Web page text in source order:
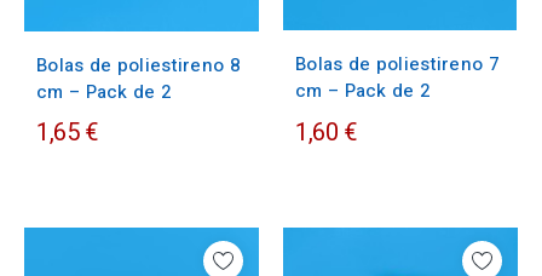
Bolas de poliestireno 8
cm – Pack de 2
1,65 €
Bolas de poliestireno 7
cm – Pack de 2
1,60 €